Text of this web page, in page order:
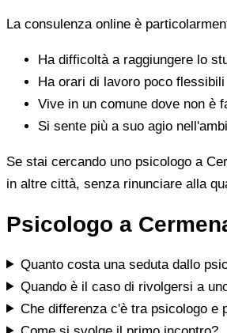
La consulenza online è
Ha difficoltà a raggiungere lo
Ha orari di lavoro poco
Vive in un comune dove non è
Si sente più a suo agio
Se stai cercando uno psicologo a
in altre città, senza rinunciare alla
Psicologo a
Quanto costa una seduta dallo
Quando è il caso di rivolgersi a
Che differenza c'è tra psicologo e